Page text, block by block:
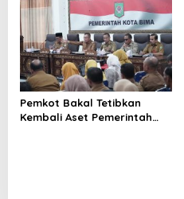
Pemkot Bakal Tetibkan
Kembali Aset Pemerintah